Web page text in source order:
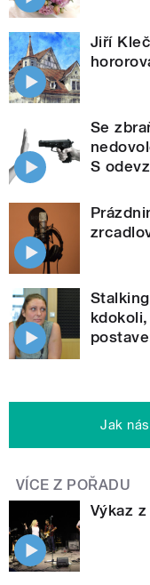
Jiří
Se
S
Jak
VÍCE Z POŘADU
Výkaz